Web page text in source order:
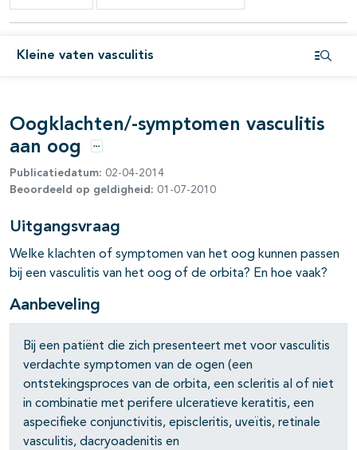
Kleine vaten vasculitis
open- en dichtklappen
open- en dichtklappen
open- en dichtklappen
Oogklachten/-symptomen vasculitis
aan oog
Opties
Publicatiedatum: 02-04-2014
Beoordeeld op geldigheid: 01-07-2010
Uitgangsvraag
Welke klachten of symptomen van het oog kunnen passen
bij een vasculitis van het oog of de orbita? En hoe vaak?
Aanbeveling
Bij een patiënt die zich presenteert met voor vasculitis
verdachte symptomen van de ogen (een
ontstekingsproces van de orbita, een scleritis al of niet
in combinatie met perifere ulceratieve keratitis, een
aspecifieke conjunctivitis, episcleritis, uveïtis, retinale
vasculitis, dacryoadenitis en